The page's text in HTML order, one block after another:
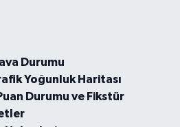
Durumu
Yoğunluk Haritası
Durumu ve Fikstür